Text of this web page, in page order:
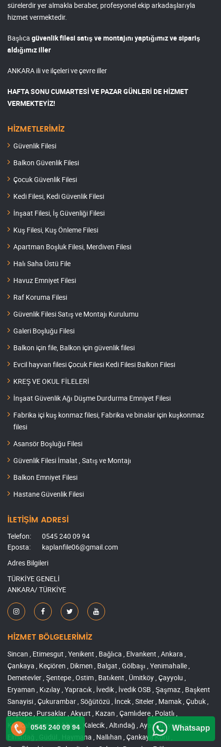
sürelerdir yer almakla beraber, profesyonel ekip arkadaşlarıyla
hizmet vermektedir.
Başlıca güvenlik filesi satış ve montajını yaptığımız ve sipariş
aldığımız iller
ANKARA ili ve ilçeleri ve çevre iller
HAFTA SONU CUMARTESİ VE PAZAR GÜNLERİ DE HİZMET
VERMEKTEYİZ!
HİZMETLERİMİZ
Güvenlik Filesi
Balkon Güvenlik Filesi
Çocuk Güvenlik Filesi
Kedi Filesi, Kedi Güvenlik Filesi
İnşaat Filesi, İş Güvenliği Filesi
Kuş Filesi, Kuş Önleme Filesi
Apartman Boşluk Filesi, Merdiven Filesi
Halı Saha Üstü File
Havuz Emniyet Filesi
Raf Koruma Filesi
Güvenlik Filesi Satış ve Montajı Kurulumu
Galeri Boşluğu Filesi
Balkon için file, Balkon için güvenlik filesi
Evcil hayvan filesi Çocuk Filesi Kedi Filesi Balkon Filesi
KREŞ VE OKUL FİLELERİ
İnşaat Güvenlik Ağı Düşme Durdurma Emniyet Filesi
Fabrika içi kuş konmaz filesi, Fabrika ve binalar için kuşkonmaz
filesi
Asansör Boşluğu Filesi
Güvenlik Filesi İmalat , Satış ve Montajı
Balkon Emniyet Filesi
Hastane Güvenlik Filesi
İLETİŞİM ADRESİ
Telefon:
0545 240 09 94
Eposta:
kaplanfile06@gmail.com
Adres Bilgileri
TÜRKİYE GENELİ
ANKARA/ TÜRKİYE
HİZMET BÖLGELERİMİZ
Sincan , Etimesgut , Yenikent , Bağlıca , Elvankent , Ankara ,
Çankaya , Keçiören , Dikmen , Balgat , Gölbaşı , Yenimahalle ,
Demetevler , Şentepe , Ostim , Batıkent , Ümitköy , Çayyolu ,
Eryaman , Kızılay , Yapracık , İvedik , İvedik OSB , Şaşmaz , Başkent
Sanayisi , Çukurambar , Söğütözü , İncek , Siteler , Mamak , Çubuk ,
Beştepe , Pursaklar , Akyurt , Kazan , Çamlıdere , Polatlı ,
Kızılcahamam , Sıhhiye , Kalecik , Altındağ , Ayaş , Baypazarı ,
Elmadağ , Güdül , Haymana , Nallıhan , Çankaya Koru ,
0545 240 09 94 Whatsapp